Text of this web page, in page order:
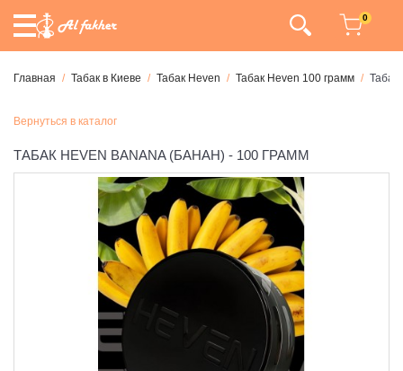
0
Главная Табак в Киеве Табак Heven Табак Heven 100 грамм Табак
Вернуться в каталог
ТАБАК HEVEN BANANA (БАНАН) - 100 ГРАММ